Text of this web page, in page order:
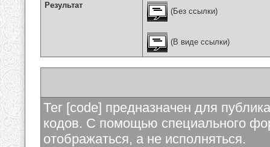
Результат
(Без ссылки)
(В виде ссылки)
Тег [code] предназначен для
кодов. С помощью специального
отображаться, а не исполняться.